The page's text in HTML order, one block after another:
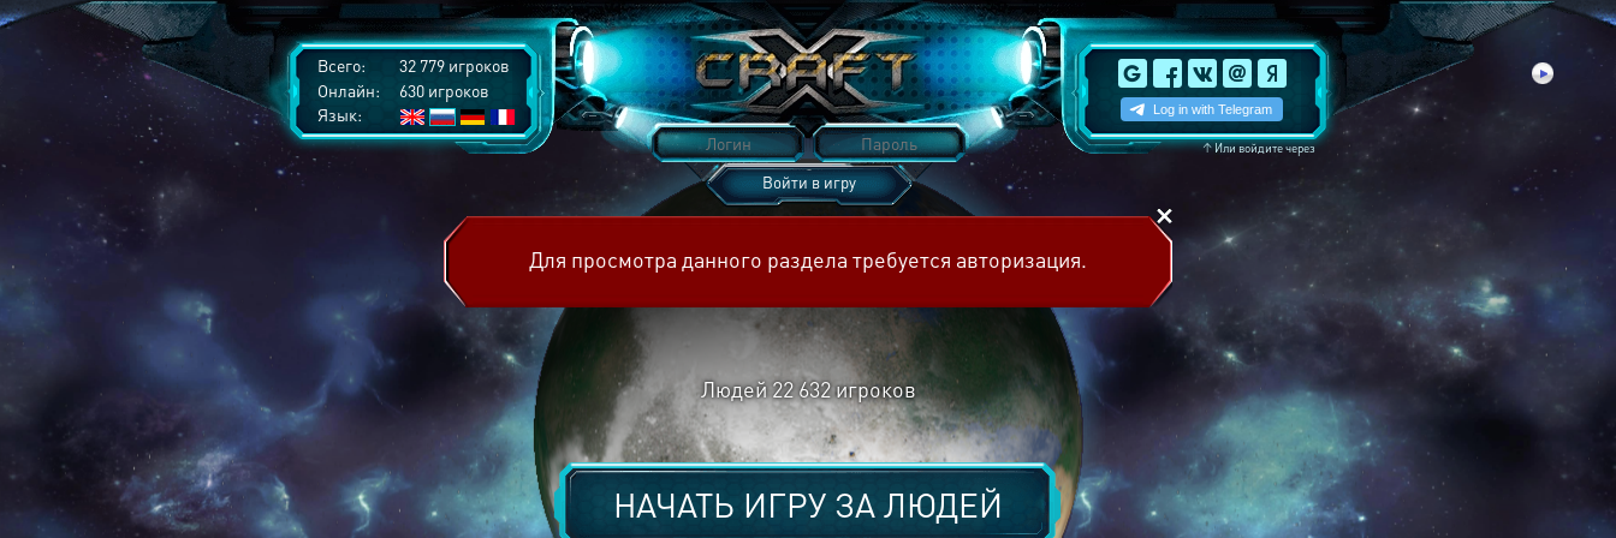
Всего:
32 779 игроков
Онлайн:
630 игроков
Язык:
↑Или войдите через
Войти в игру
Для просмотра данного раздела требуется авторизация.
Людей 22 632игроков
НАЧАТЬ ИГРУ ЗАЛЮДЕЙ